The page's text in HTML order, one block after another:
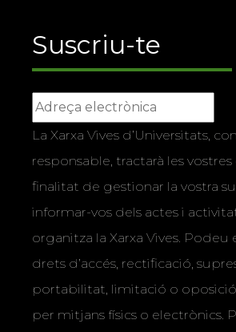
Suscriu-te
La Xarxa Vives d’Universitats,
responsable, tractarà les
finalitat de gestionar la vostra
informar-vos dels actes i
organitza la Xarxa Vives. Podeu
drets d’accés, rectificació,
portabilitat, limitació o
per mitjans físics o electrònics.